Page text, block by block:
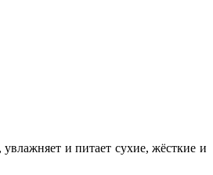
и питает сухие, жёсткие и